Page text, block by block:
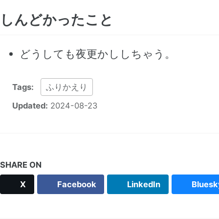
しんどかったこと
どうしても夜更かししちゃう。
Tags:
ふりかえり
Updated: 2024-08-23
SHARE ON
X Facebook LinkedIn